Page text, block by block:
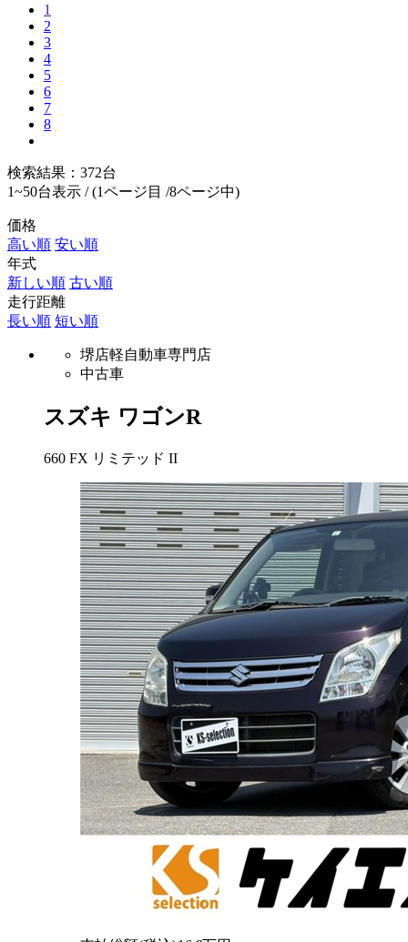
1
2
3
4
5
6
7
8
検索結果： 372台
1~50台表示 /(1ページ目 /8ページ中)
価格
高い順 安い順
年式
新しい順 古い順
走行距離
長い順 短い順
堺店軽自動車専門店
中古車
スズキ ワゴンR
660 FX リミテッド II